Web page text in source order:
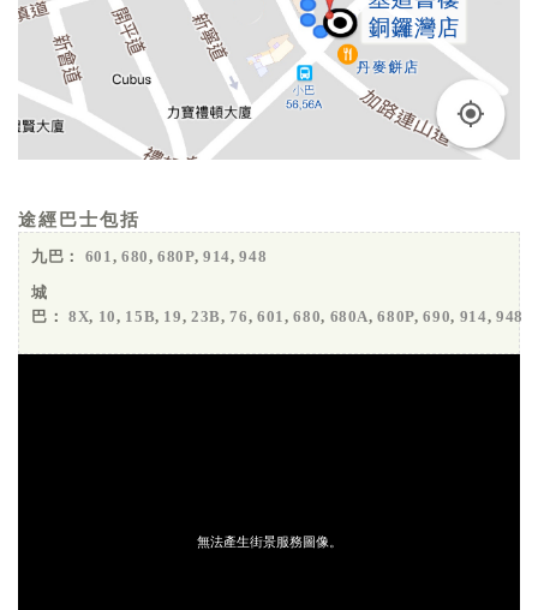
途經巴士包括
九巴： 601 , 680,680P,914,948
城
巴： 8X, 10, 15B, 19, 23B,76, 601 ,680, 680A,680P,690, 914, 948